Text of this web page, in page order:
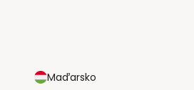
Maďarsko